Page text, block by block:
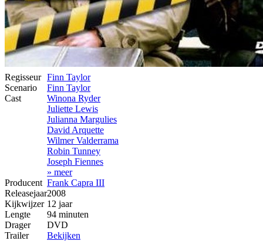
Regisseur Finn Taylor
Scenario
Finn Taylor
Cast
Winona Ryder
Juliette Lewis
Julianna Margulies
David Arquette
Wilmer Valderrama
Robin Tunney
Joseph Fiennes
» meer
Producent Frank Capra III
Releasejaar2008
Kijkwijzer 12 jaar
Lengte
94 minuten
Drager
DVD
Trailer
Bekijken